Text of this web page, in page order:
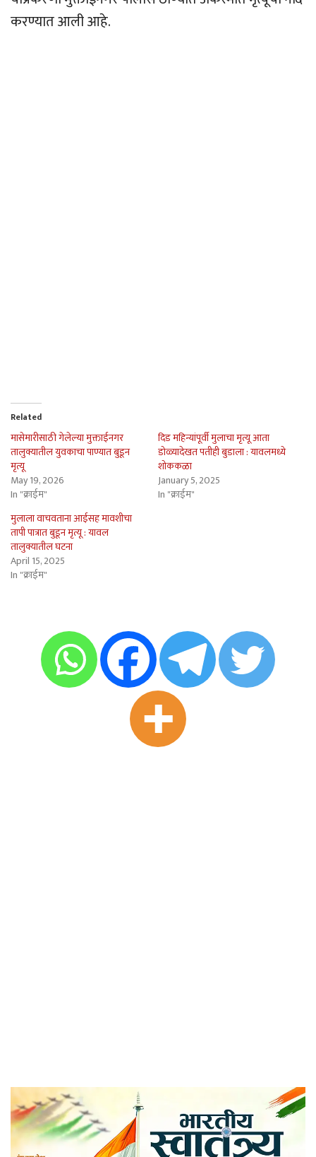
करण्यात आली आहे.
Related
मासेमारीसाठी गेलेल्या मुक्ताईनगर
तालुक्यातील युवकाचा पाण्यात बुडून
मृत्यू
May 19, 2026
In "क्राईम"
दिड महिन्यांपूर्वी मुलाचा मृत्यू आता
डोळ्यादेखत पतीही बुडाला : यावलमध्ये
शोककळा
January 5, 2025
In "क्राईम"
मुलाला वाचवताना आईसह मावशीचा
तापी पात्रात बुडून मृत्यू : यावल
तालुक्यातील घटना
April 15, 2025
In "क्राईम"